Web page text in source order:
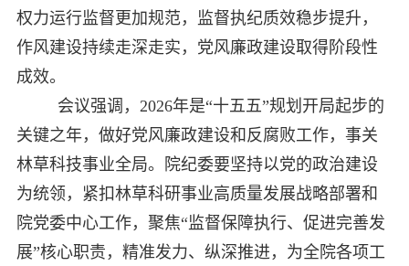
权力运行监督更加规范，监督执纪质效稳步提升，
作风建设持续走深走实，党风廉政建设取得阶段性
成效。
会议强调，2026年是“十五五”规划开局起步的
关键之年，做好党风廉政建设和反腐败工作，事关
林草科技事业全局。院纪委要坚持以党的政治建设
为统领，紧扣林草科研事业高质量发展战略部署和
院党委中心工作，聚焦“监督保障执行、促进完善发
展”核心职责，精准发力、纵深推进，为全院各项工